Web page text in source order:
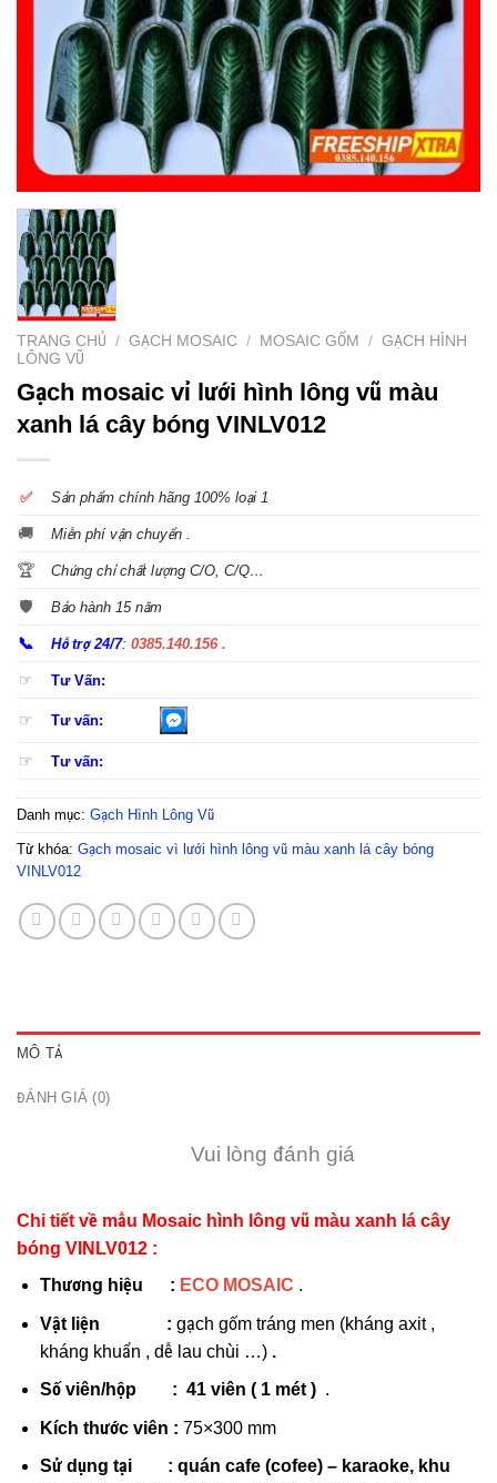
TRANG CHỦ / GẠCH MOSAIC / MOSAIC GỐM / GẠCH HÌNH
LÔNG VŨ
Gạch mosaic vỉ lưới hình lông vũ màu
xanh lá cây bóng VINLV012
✅ Sản phẩm chính hãng 100% loại 1
🚚 Miễn phí vận chuyển .
🏆 Chứng chỉ chất lượng C/O, C/Q…
🛡️ Bảo hành 15 năm
📞 Hỗ trợ 24/7:0385.140.156 .
☞ Tư Vấn:
☞ Tư vấn:
☞ Tư vấn:
Danh mục: Gạch Hình Lông Vũ
Từ khóa: Gạch mosaic vì lưới hình lông vũ màu xanh lá cây bóng
VINLV012
MÔ TẢ
ĐÁNH GIÁ (0)
Vui lòng đánh giá
Chi tiết về mẫu Mosaic hình lông vũ màu xanh lá cây
bóng VINLV012 :
Thương hiệu : ECO MOSAIC .
Vật liện : gạch gốm tráng men (kháng axit ,
kháng khuẩn , dễ lau chùi …).
Số viên/hộp : 41 viên ( 1 mét ) .
Kích thước viên : 75×300 mm
Sử dụng tại : quán cafe (cofee) – karaoke, khu